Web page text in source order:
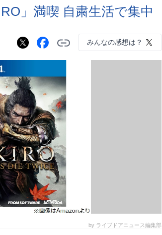
」満喫 自粛生活で集中
みんなの感想は？
by ライブドアニュース編集部